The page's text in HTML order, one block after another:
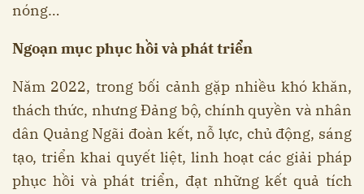
nóng…
Ngoạn mục phục hồi và phát triển
Năm 2022, trong bối cảnh gặp nhiều khó khăn,
thách thức, nhưng Đảng bộ, chính quyền và nhân
dân Quảng Ngãi đoàn kết, nỗ lực, chủ động, sáng
tạo, triển khai quyết liệt, linh hoạt các giải pháp
phục hồi và phát triển, đạt những kết quả tích